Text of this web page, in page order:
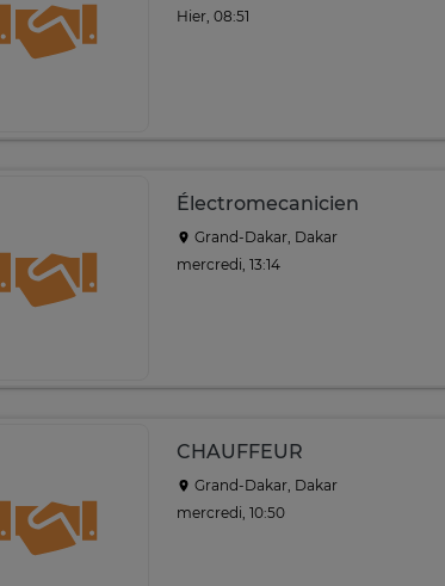
Hier, 08:51
Électromecanicien
Grand-Dakar, Dakar
mercredi, 13:14
CHAUFFEUR
Grand-Dakar, Dakar
mercredi, 10:50